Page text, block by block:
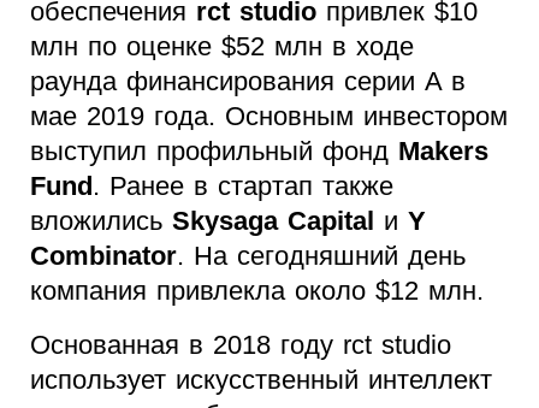
обеспечения rct studio привлек $10
млн по оценке $52 млн в ходе
раунда финансирования серии A в
мае 2019 года. Основным инвестором
выступил профильный фонд Makers
Fund. Ранее в стартап также
вложились Skysaga Capital и Y
Combinator. На сегодняшний день
компания привлекла около $12 млн.
Основанная в 2018 году rct studio
использует искусственный интеллект